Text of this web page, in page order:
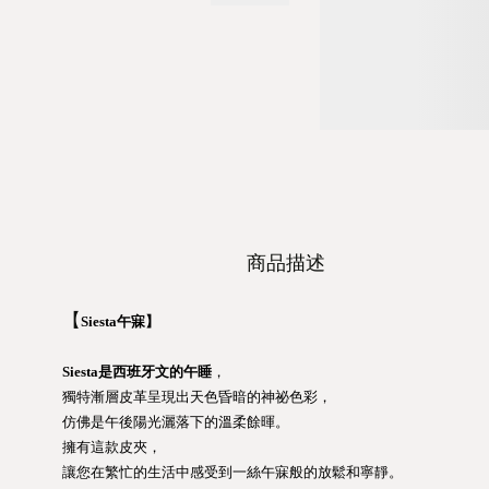
商品描述
【 Siesta午寐】
Siesta是西班牙文的午睡 ，
獨特漸層皮革呈現出天色昏暗的神祕色彩，
仿佛是午後陽光灑落下的溫柔餘暉。
擁有這款皮夾，
讓您在繁忙的生活中感受到一絲午寐般的放鬆和寧靜。